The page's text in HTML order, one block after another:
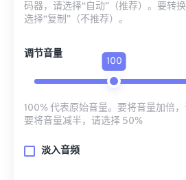
码器，请选择“自动”（推荐）。要转
选择“复制”（不推荐）。
调节音量
100
100% 代表原始音量。要将音量加倍
要将音量减半，请选择 50%
淡入音频